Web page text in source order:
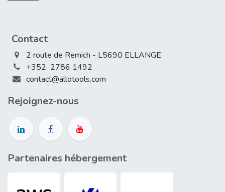
Contact
2 route de Remich - L5690 ELLANGE
+352 2786 1492
contact@allotools.com
Rejoign​ez-nous
Partenaires hébergement